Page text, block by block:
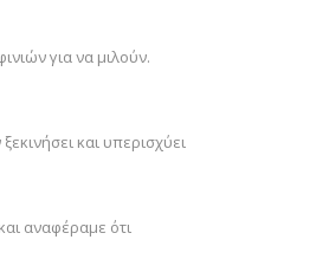
για να μιλούν.
και υπερισχύει
αναφέραμε ότι